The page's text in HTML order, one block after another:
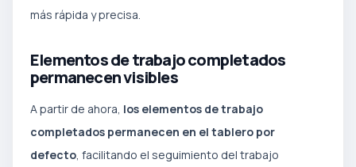
más rápida y precisa.
Elementos de trabajo completados
permanecen visibles
A partir de ahora, los elementos de trabajo
completados permanecen en el tablero por
defecto, facilitando el seguimiento del trabajo